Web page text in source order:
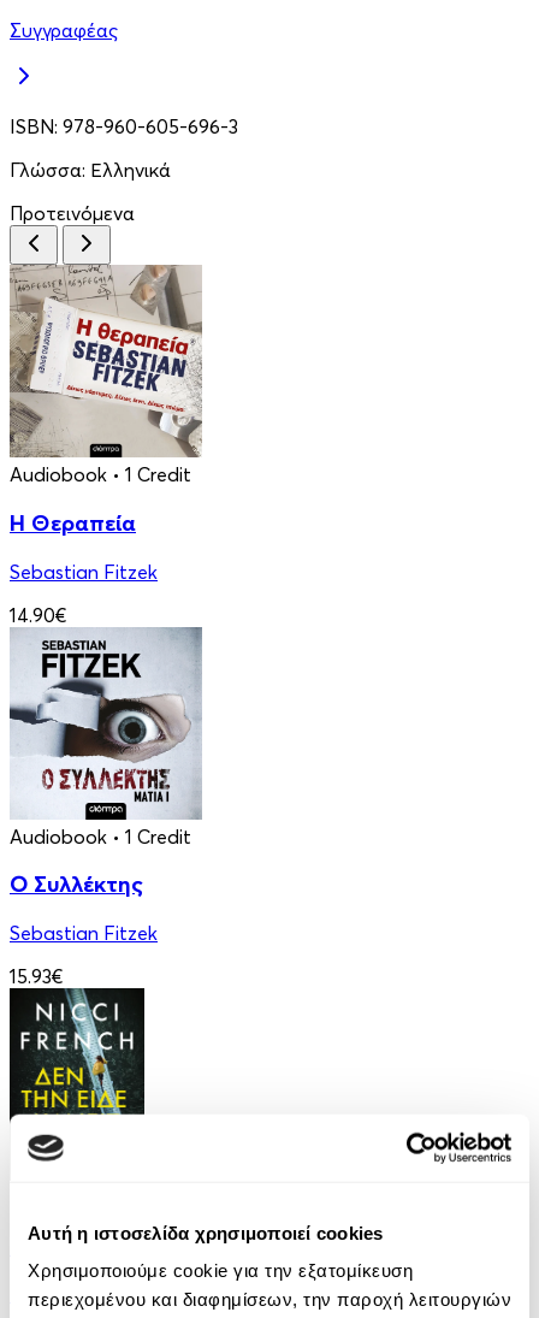
Αυτή η ιστοσελίδα χρησιμοποιεί cookies
Χρησιμοποιούμε cookie για την εξατομίκευση
περιεχομένου και διαφημίσεων, την παροχή λειτουργιών
Συγγραφέας
ISBN: 978-960-605-696-3
Γλώσσα: Ελληνικά
Προτεινόμενα
Audiobook • 1 Credit
Η Θεραπεία
Sebastian Fitzek
14.90€
Audiobook • 1 Credit
Ο Συλλέκτης
Sebastian Fitzek
15.93€
Δεν την είδε κανείς
Nicci French